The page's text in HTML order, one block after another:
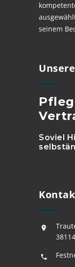
seinem
Soviel